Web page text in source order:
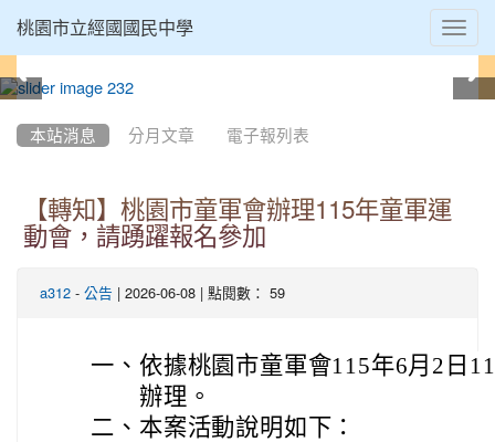
桃園市立經國國民中學
本站消息 分月文章 電子報列表
【轉知】桃園市童軍會辦理115年童軍運
動會，請踴躍報名參加
a312 - 公告 | 2026-06-08 | 點閱數： 59
一、 依據桃園市童軍會115年6月2日
辦理。
二、 本案活動說明如下：